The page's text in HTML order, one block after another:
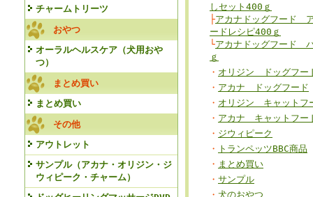
チャームトリーツ
おやつ
オーラルヘルスケア（犬用おや
つ）
まとめ買い
まとめ買い
その他
アウトレット
サンプル（アカナ・オリジン・ジ
ウィピーク・チャーム）
しセット400ｇ
├アカナドッグフード
ードレシピ400ｇ
└アカナドッグフード
ｇ
・ オリジン ドッグフー
・ アカナ ドッグフード
・ オリジン キャットフ
・ アカナ キャットフー
・ ジウィピーク
・ トランペッツBBC商品
・ まとめ買い
・ サンプル
・ 犬のおやつ